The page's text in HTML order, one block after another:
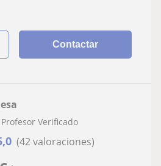
Contactar
Profesor Verificado
(42 valoraciones)